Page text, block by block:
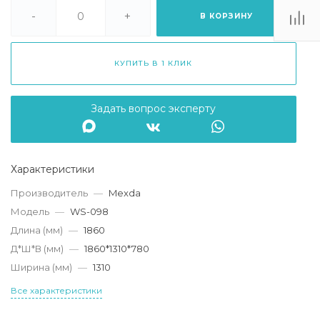
- + В КОРЗИНУ
КУПИТЬ В 1 КЛИК
Задать вопрос эксперту
Характеристики
Производитель — Mexda
Модель — WS-098
Длина (мм) — 1860
Д*Ш*В (мм) — 1860*1310*780
Ширина (мм) — 1310
Все характеристики